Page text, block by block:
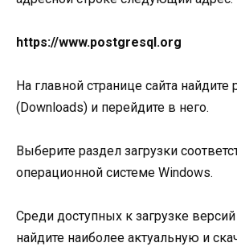
https://www.postgresql.org
На главной странице сайта найдите
(Downloads) и перейдите в него.
Выберите раздел загрузки
операционной системе Windows.
Среди доступных к загрузке
найдите наиболее актуальную и